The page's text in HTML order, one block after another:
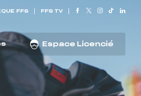
FFS FFS TV
Espace Licencié